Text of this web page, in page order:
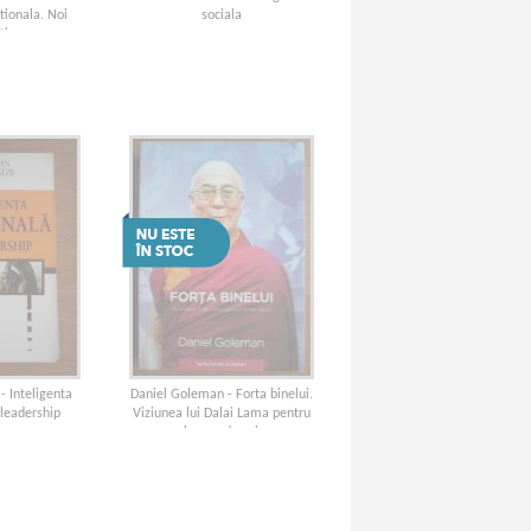
Noi
sociala
Inteligenta
Daniel Goleman - Forta binelui.
Viziunea lui Dalai Lama pentru
lumea de azi